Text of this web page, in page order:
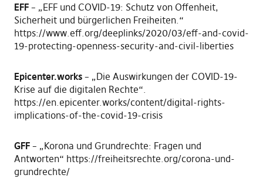
EFF– „EFF und COVID-19: Schutz von Offenheit,
Sicherheit und bürgerlichen Freiheiten.“
https://www.eff.org/deeplinks/2020/03/eff-and-covid-
19-protecting-openness-security-and-civil-liberties
Epicenter.works– „Die Auswirkungen der COVID-19-
Krise auf die digitalen Rechte“.
https://en.epicenter.works/content/digital-rights-
implications-of-the-covid-19-crisis
GFF– „Korona und Grundrechte: Fragen und
Antworten“ https://freiheitsrechte.org/corona-und-
grundrechte/